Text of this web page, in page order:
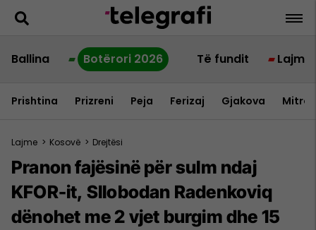
Ballina Botërori 2026 Të fundit Lajme
Prishtina Prizreni Peja Ferizaj Gjakova
Lajme > Kosovë > Drejtësi
Pranon fajësinë për sulm ndaj
KFOR-it, Sllobodan Radenkoviq
dënohet me 2 vjet burgim dhe 15